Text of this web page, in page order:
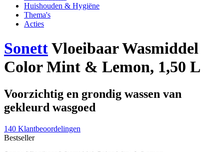
Huishouden & Hygiëne
Thema's
Acties
SonettVloeibaar Wasmiddel
Color Mint & Lemon, 1,50 L
Voorzichtig en grondig wassen van
gekleurd wasgoed
140 Klantbeoordelingen
Bestseller